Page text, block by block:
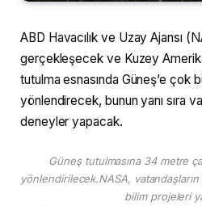
ABD Havacılık ve Uzay Ajansı
gerçekleşecek ve Kuzey
tutulma esnasında Güneş’e çok
yönlendirecek, bunun yanı sıra
deneyler yapacak.
Güneş tutulmasına 34 metre
yönlendirilecek.NASA, vatandaşların
bilim projeleri